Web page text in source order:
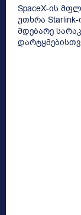
SpaceX-ის
უთხრა Starlink-
მდებარე